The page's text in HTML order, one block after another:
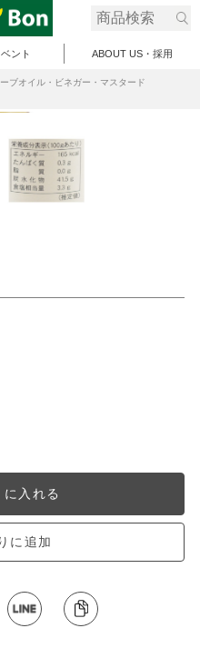
ント ABOUT US・採用
ブオイル・ビネガー・マスタード
に入れる
に追加